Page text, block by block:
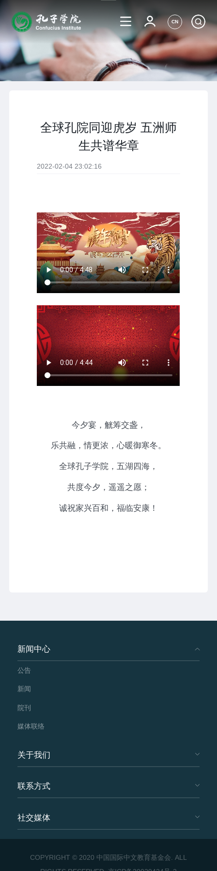
CN
全球孔院同迎虎岁 五洲师
生共谱华章
2022-02-04 23:02:16
今夕宴，觥筹交盏，
乐共融，情更浓，心暖御寒冬。
全球孔子学院，五湖四海，
共度今夕，遥遥之愿；
诚祝家兴百和，福临安康！
新闻中心
公告
新闻
院刊
媒体联络
关于我们
联系方式
社交媒体
COPYRIGHT © 2020 中国国际中文教育基金会. ALL